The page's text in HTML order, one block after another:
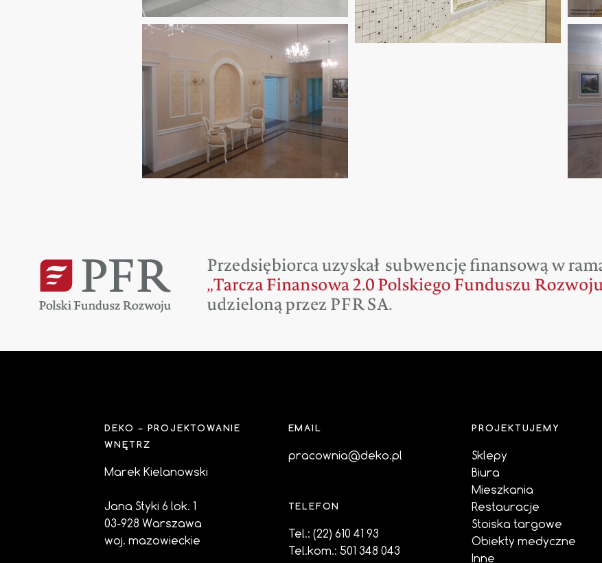
DEKO – PROJEKTOWANIE
WNĘTRZ
Marek Kielanowski
Jana Styki 6 lok. 1
03-928 Warszawa
woj. mazowieckie
EMAIL
pracownia@deko.pl
TELEFON
Tel.: (22) 610 41 93
Tel.kom.: 501 348 043
PROJEKTUJEMY
Sklepy
Biura
Mieszkania
Restauracje
Stoiska targowe
Obiekty medyczne
Inne